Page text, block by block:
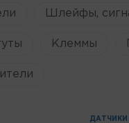
Шлейфы,
Клеммы